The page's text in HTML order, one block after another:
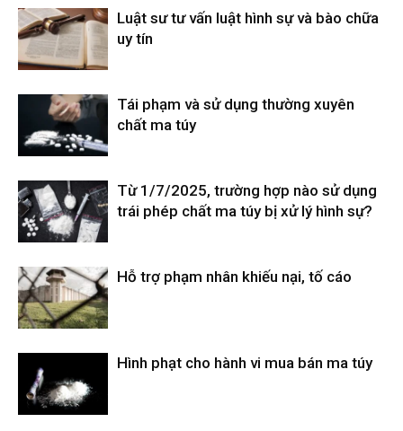
Luật sư tư vấn luật hình sự và bào chữa
uy tín
Tái phạm và sử dụng thường xuyên
chất ma túy
Từ 1/7/2025, trường hợp nào sử dụng
trái phép chất ma túy bị xử lý hình sự?
Hỗ trợ phạm nhân khiếu nại, tố cáo
Hình phạt cho hành vi mua bán ma túy